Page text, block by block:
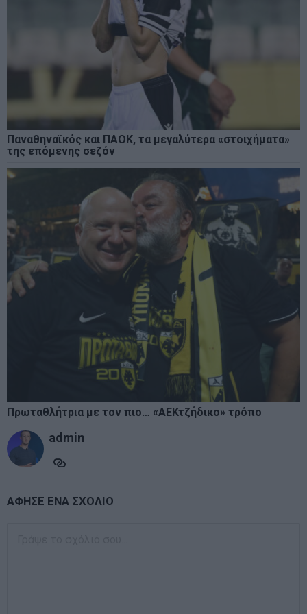
Παναθηναϊκός και ΠΑΟΚ, τα μεγαλύτερα «στοιχήματα»
της επόμενης σεζόν
Πρωταθλήτρια με τον πιο… «ΑΕΚτζήδικο» τρόπο
admin
ΑΦΗΣΕ ΕΝΑ ΣΧΟΛΙΟ